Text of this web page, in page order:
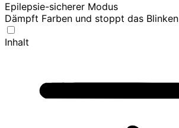
Epilepsie-sicherer Modus
Dämpft Farben und stoppt das Blinken
Inhalt